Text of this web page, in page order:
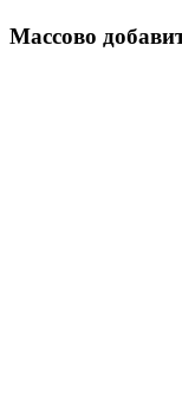
Массово